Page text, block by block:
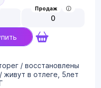
Продаж
0
/ восстановлены
живут в отлеге, 5лет